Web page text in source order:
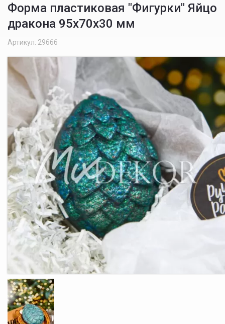
Форма пластиковая "Фигурки" Яйцо
дракона 95х70х30 мм
Артикул: 29666